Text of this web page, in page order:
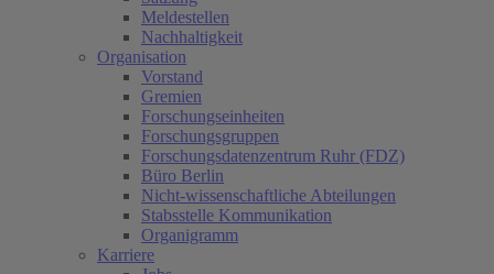
Meldestellen
Nachhaltigkeit
Organisation
Vorstand
Gremien
Forschungseinheiten
Forschungsgruppen
Forschungsdatenzentrum Ruhr (FDZ)
Büro Berlin
Nicht-wissenschaftliche Abteilungen
Stabsstelle Kommunikation
Organigramm
Karriere